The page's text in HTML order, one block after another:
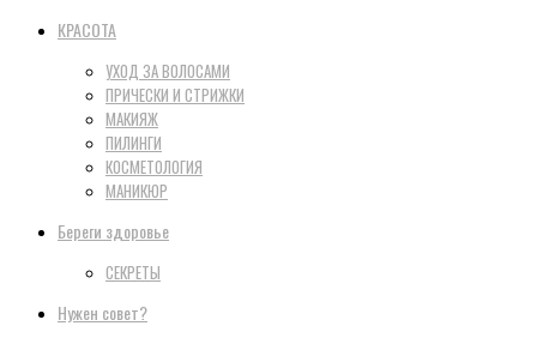
КРАСОТА
УХОД ЗА ВОЛОСАМИ
ПРИЧЕСКИ И СТРИЖКИ
МАКИЯЖ
ПИЛИНГИ
КОСМЕТОЛОГИЯ
МАНИКЮР
Береги здоровье
СЕКРЕТЫ
Нужен совет?